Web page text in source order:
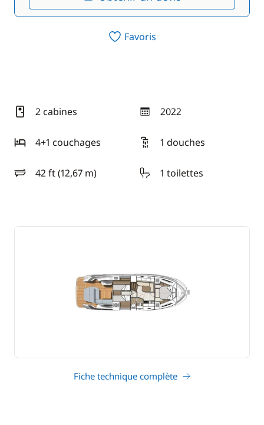
Favoris
2 cabines 2022
année
4+1 couchages
1 douches
42 ft (12,67 m)
longueur 1 toilettes
Fiche technique complète